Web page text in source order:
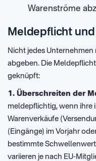
Warenströme
Meldepflicht
Nicht jedes
abgeben. Die
geknüpft:
1. Überschreiten der
meldepflichtig, wenn ihre
Warenverkäufe
(Eingänge) im Vorjahr
bestimmte
variieren je nach EU-